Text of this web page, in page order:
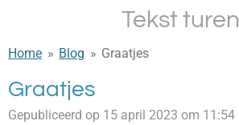
naar
hoofdinhoud
Tekst turen
Home » Blog » Graatjes
Graatjes
Gepubliceerd op 15 april 2023 om 11:54